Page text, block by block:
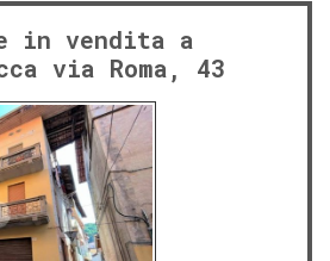
in vendita a
via Roma, 43